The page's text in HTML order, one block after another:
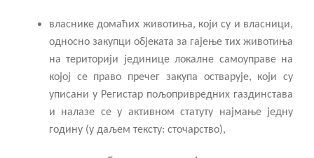
власнике домаћих животиња, који су и власници,
односно закупци објеката за гајење тих животиња
на територији јединице локалне самоуправе на
којој се право пречег закупа остварује, који су
уписани у Регистар пољопривредних газдинстава
и налазе се у активном статуту најмање једну
годину (у даљем тексту: сточарство),